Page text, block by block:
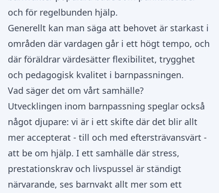
och för regelbunden hjälp.
Generellt kan man säga att behovet är starkast i
områden där vardagen går i ett högt tempo, och
där föräldrar värdesätter flexibilitet, trygghet
och pedagogisk kvalitet i barnpassningen.
Vad säger det om vårt samhälle?
Utvecklingen inom barnpassning speglar också
något djupare: vi är i ett skifte där det blir allt
mer accepterat - till och med eftersträvansvärt -
att be om hjälp. I ett samhälle där stress,
prestationskrav och livspussel är ständigt
närvarande, ses barnvakt allt mer som ett